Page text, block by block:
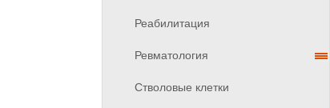
Реабилитация
Ревматология
Стволовые клетки